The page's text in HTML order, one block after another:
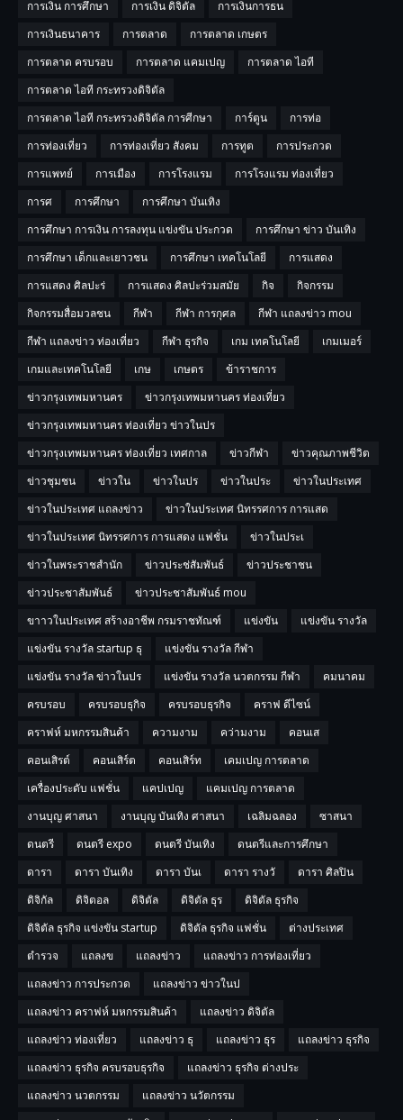
การเงิน การศึกษา
การเงิน ดิจิตัล
การเงินการธน
การเงินธนาคาร
การตลาด
การตลาด เกษตร
การตลาด ครบรอบ
การตลาด แคมเปญ
การตลาด ไอที
การตลาด ไอที กระทรวงดิจิตัล
การตลาด ไอที กระทรวงดิจิตัล การศีกษา
การ์ตูน
การท่อ
การท่องเที่ยว
การท่องเที่ยว สังคม การทูต
การประกวด
การแพทย์
การเมือง การโรงแรม
การโรงแรม ท่องเที่ยว
การศ
การศึกษา
การศึกษา บันเทิง
การศึกษา การเงิน การลงทุน แข่งขัน ประกวด
การศึกษา ข่าว บันเทิง
การศึกษา เด็กและเยาวชน
การศึกษา เทคโนโลยี
การแสดง
การแสดง ศิลปะร่
การแสดง ศิลปะร่วมสมัย กิจ
กิจกรรม
กิจกรรมสื่อมวลชน
กีฬา กีฬา การกุศล
กีฬา แถลงข่าว mou
กีฬา แถลงข่าว ท่องเที่ยว
กีฬา ธุรกิจ เกม เทคโนโลยี
เกมเมอร์
เกมและเทคโนโลยี
เกษ เกษตร
ข้าราชการ
ข่าวกรุงเทพมหานคร
ข่าวกรุงเทพมหานคร ท่องเที่ยว
ข่าวกรุงเทพมหานคร ท่องเที่ยว ข่าวในปร
ข่าวกรุงเทพมหานคร ท่องเที่ยว เทศกาล
ข่าวกีฬา
ข่าวคุณภาพชีวิต
ข่าวชุมชน
ข่าวใน ข่าวในปร ข่าวในประ
ข่าวในประเทศ
ข่าวในประเทศ แถลงข่าว
ข่าวในประเทศ นิทรรศการ การแสด
ข่าวในประเทศ นิทรรศการ การแสดง แฟชั่น
ข่าวในประเ
ข่าวในพระราชสำนัก
ข่าวประช่สัมพันธ์
ข่าวประชาชน
ข่าวประชาสัมพันธ์
ข่าวประชาสัมพันธ์ mou
ขาาวในประเทศ สร้างอาชีพ กรมราชทัณฑ์
แข่งขัน
แข่งขัน รางวัล
แข่งขัน รางวัล startup ธุ
แข่งขัน รางวัล กีฬา
แข่งขัน รางวัล ข่าวในปร
แข่งขัน รางวัล นวตกรรม กีฬา
คมนาคม
ครบรอบ
ครบรอบธุกิจ ครบรอบธุรกิจ
คราฟ ดีไซน์
คราฟห์ มหกรรมสินค้า
ความงาม คว่ามงาม
คอนเส
คอนเสิรต์
คอนเสิร์ต คอนเสิร์ท
เคมเปญ การตลาด
เครื่องประดับ แฟชั่น
แคปเปญ
แคมเปญ การตลาด
งานบุญ ศาสนา
งานบุญ บันเทิง ศาสนา เฉลิมฉลอง
ซาสนา
ดนตรี
ดนตรี expo ดนตรี บันเทิง
ดนตรีและการศึกษา
ดารา
ดารา บันเทิง ดารา บันเ ดารา รางวั
ดารา ศิลปิน
ดิจิกัล
ดิจิตอล ดิจิตัล ดิจิตัล ธุร
ดิจิตัล ธุรกิจ
ดิจิตัล ธุรกิจ แข่งขัน startup
ดิจิตัล ธุรกิจ แฟชั่น
ต่างประเทศ
ตำรวจ
แถลงข แถลงข่าว
แถลงข่าว การท่องเที่ยว
แถลงข่าว การประกวด
แถลงข่าว ข่าวในป
แถลงข่าว คราฟห์ มหกรรมสินค้า
แถลงข่าว ดิจิตัล
แถลงข่าว ท่องเที่ยว
แถลงข่าว ธุ แถลงข่าว ธุร
แถลงข่าว ธุรกิจ
แถลงข่าว ธุรกิจ ครบรอบธุรกิจ
แถลงข่าว ธุรกิจ ต่างประ
แถลงข่าว นวตกรรม
แถลงข่าว นวัตกรรม